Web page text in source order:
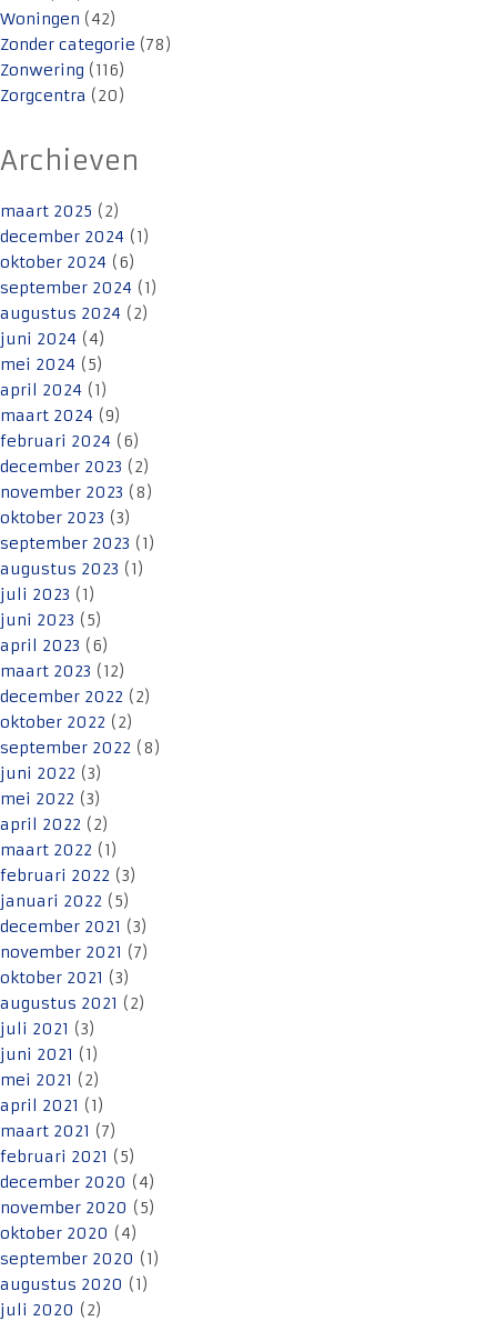
Woningen (42)
Zonder categorie (78)
Zonwering (116)
Zorgcentra (20)
Archieven
maart 2025 (2)
december 2024 (1)
oktober 2024 (6)
september 2024 (1)
augustus 2024 (2)
juni 2024 (4)
mei 2024 (5)
april 2024 (1)
maart 2024 (9)
februari 2024 (6)
december 2023 (2)
november 2023 (8)
oktober 2023 (3)
september 2023 (1)
augustus 2023 (1)
juli 2023 (1)
juni 2023 (5)
april 2023 (6)
maart 2023 (12)
december 2022 (2)
oktober 2022 (2)
september 2022 (8)
juni 2022 (3)
mei 2022 (3)
april 2022 (2)
maart 2022 (1)
februari 2022 (3)
januari 2022 (5)
december 2021 (3)
november 2021 (7)
oktober 2021 (3)
augustus 2021 (2)
juli 2021 (3)
juni 2021 (1)
mei 2021 (2)
april 2021 (1)
maart 2021 (7)
februari 2021 (5)
december 2020 (4)
november 2020 (5)
oktober 2020 (4)
september 2020 (1)
augustus 2020 (1)
juli 2020 (2)